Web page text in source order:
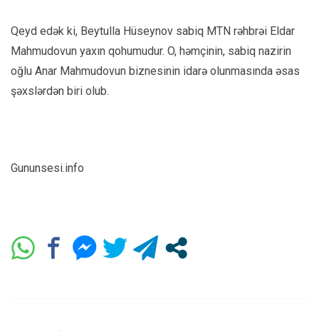
Qeyd edək ki, Beytulla Hüseynov sabiq MTN rəhbrəi Eldar
Mahmudovun yaxın qohumudur. O, həmçinin, sabiq nazirin
oğlu Anar Mahmudovun biznesinin idarə olunmasında əsas
şəxslərdən biri olub.
Gununsesi.info